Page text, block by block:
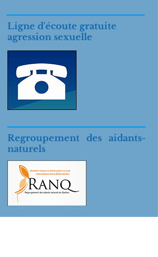
Ligne d'écoute gratuite
agression sexuelle
Regroupement des aidants-
naturels